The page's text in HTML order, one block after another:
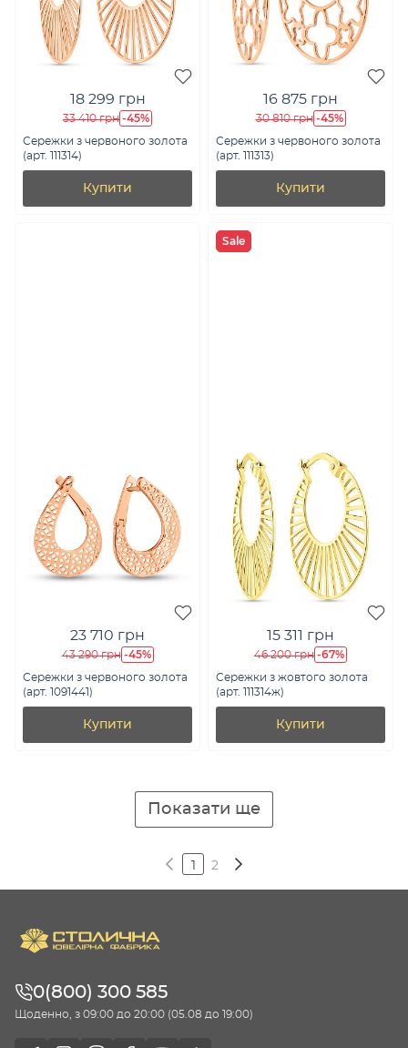
18 299 грн
33 410 грн -45%
Сережки з червоного золота
(арт. 111314)
Купити
16 875 грн
30 810 грн -45%
Сережки з червоного золота
(арт. 111313)
Купити
23 710 грн
43 290 грн -45%
Сережки з червоного золота
(арт. 1091441)
Купити
Sale
15 311 грн
46 200 грн -67%
Сережки з жовтого золота
(арт. 111314ж)
Купити
Показати ще
2
0(800) 300 585
Щоденно, з 09:00 до 20:00 (05.08 до 19:00)